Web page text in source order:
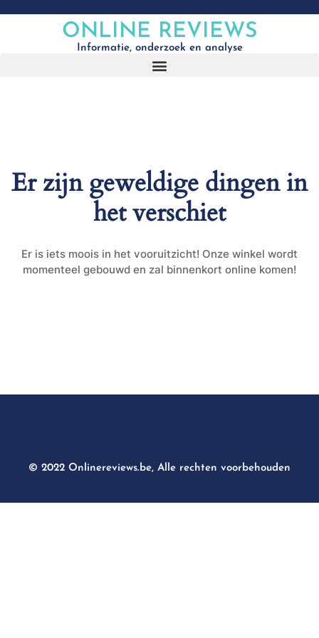
ONLINE REVIEWS
Informatie, onderzoek en analyse
Er zijn geweldige dingen in
het verschiet
Er is iets moois in het vooruitzicht! Onze winkel wordt
momenteel gebouwd en zal binnenkort online komen!
© 2022 Onlinereviews.be, Alle rechten voorbehouden